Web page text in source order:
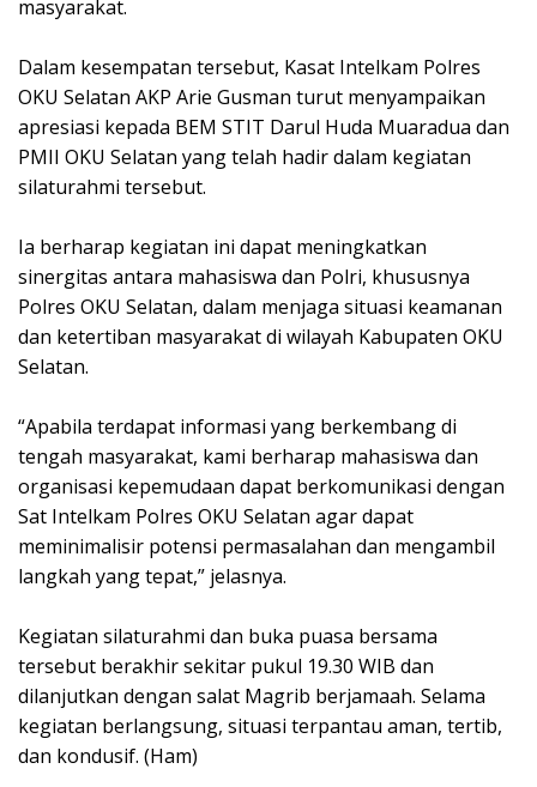
masyarakat.
Dalam kesempatan tersebut, Kasat Intelkam Polres
OKU Selatan AKP Arie Gusman turut menyampaikan
apresiasi kepada BEM STIT Darul Huda Muaradua dan
PMII OKU Selatan yang telah hadir dalam kegiatan
silaturahmi tersebut.
Ia berharap kegiatan ini dapat meningkatkan
sinergitas antara mahasiswa dan Polri, khususnya
Polres OKU Selatan, dalam menjaga situasi keamanan
dan ketertiban masyarakat di wilayah Kabupaten OKU
Selatan.
“Apabila terdapat informasi yang berkembang di
tengah masyarakat, kami berharap mahasiswa dan
organisasi kepemudaan dapat berkomunikasi dengan
Sat Intelkam Polres OKU Selatan agar dapat
meminimalisir potensi permasalahan dan mengambil
langkah yang tepat,” jelasnya.
Kegiatan silaturahmi dan buka puasa bersama
tersebut berakhir sekitar pukul 19.30 WIB dan
dilanjutkan dengan salat Magrib berjamaah. Selama
kegiatan berlangsung, situasi terpantau aman, tertib,
dan kondusif. (Ham)